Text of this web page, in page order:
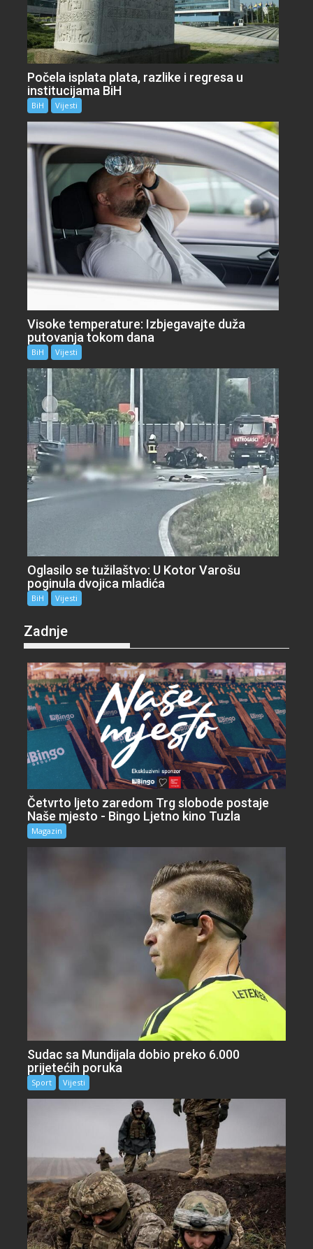
Počela isplata plata, razlike i regresa u
institucijama BiH
BiH Vijesti
Visoke temperature: Izbjegavajte duža
putovanja tokom dana
BiH Vijesti
Oglasilo se tužilaštvo: U Kotor Varošu
poginula dvojica mladića
BiH Vijesti
Zadnje
Četvrto ljeto zaredom Trg slobode postaje
Naše mjesto - Bingo Ljetno kino Tuzla
Magazin
Sudac sa Mundijala dobio preko 6.000
prijetećih poruka
Sport Vijesti